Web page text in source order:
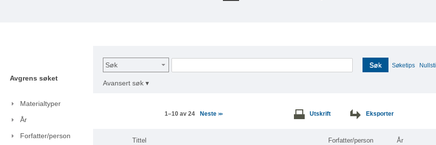
Avgrens søket
Materialtyper
År
Forfatter/person
Søk Søk Søketips Nullstill
Avansert søk ▾
1–10 av 24 Neste>> Utskrift Eksporter
Tittel Forfatter/person År